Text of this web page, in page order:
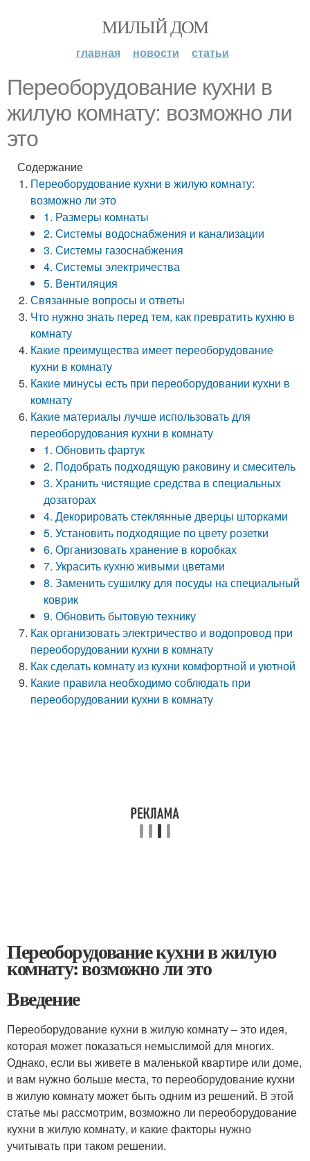
МИЛЫЙ ДОМ
главная новости статьи
Переоборудование кухни в
жилую комнату: возможно ли
это
Содержание
Переоборудование кухни в жилую комнату:
возможно ли это
1. Размеры комнаты
2. Системы водоснабжения и канализации
3. Системы газоснабжения
4. Системы электричества
5. Вентиляция
Связанные вопросы и ответы
Что нужно знать перед тем, как превратить кухню в
комнату
Какие преимущества имеет переоборудование
кухни в комнату
Какие минусы есть при переоборудовании кухни в
комнату
Какие материалы лучше использовать для
переоборудования кухни в комнату
1. Обновить фартук
2. Подобрать подходящую раковину и смеситель
3. Хранить чистящие средства в специальных
дозаторах
4. Декорировать стеклянные дверцы шторками
5. Установить подходящие по цвету розетки
6. Организовать хранение в коробках
7. Украсить кухню живыми цветами
8. Заменить сушилку для посуды на специальный
коврик
9. Обновить бытовую технику
Как организовать электричество и водопровод при
переоборудовании кухни в комнату
Как сделать комнату из кухни комфортной и уютной
Какие правила необходимо соблюдать при
переоборудовании кухни в комнату
Переоборудование кухни в жилую
комнату: возможно ли это
Введение
Переоборудование кухни в жилую комнату – это идея,
которая может показаться немыслимой для многих.
Однако, если вы живете в маленькой квартире или доме,
и вам нужно больше места, то переоборудование кухни
в жилую комнату может быть одним из решений. В этой
статье мы рассмотрим, возможно ли переоборудование
кухни в жилую комнату, и какие факторы нужно
учитывать при таком решении.